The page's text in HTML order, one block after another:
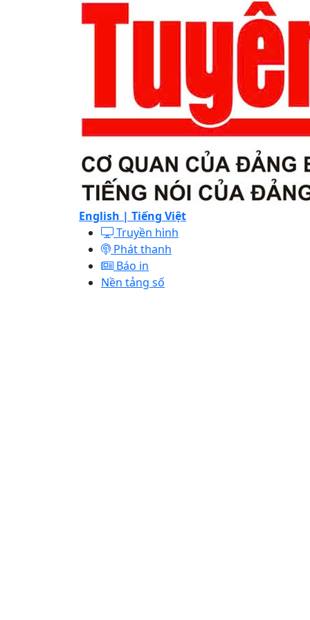
English | Tiếng Việt
Truyền hình
Phát thanh
Báo in
Nền tảng số